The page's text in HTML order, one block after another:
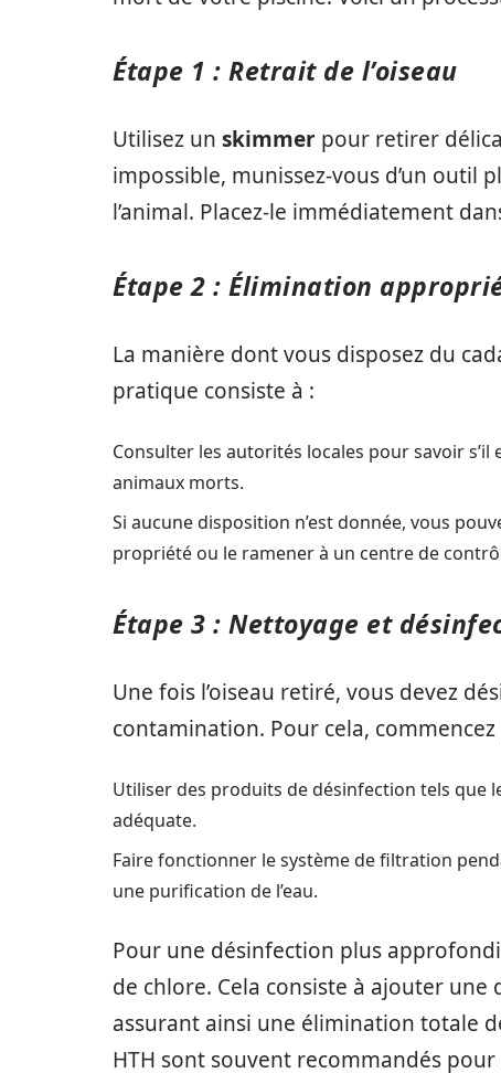
Étape 1 : Retrait de l’oiseau
Utilisez un skimmer pour retirer
impossible, munissez-vous d’un outil
l’animal. Placez-le immédiatement
Étape 2 : Élimination
La manière dont vous disposez du
pratique consiste à :
Consulter les autorités locales pour savoir
animaux morts.
Si aucune disposition n’est donnée, vous
propriété ou le ramener à un centre de
Étape 3 : Nettoyage et
Une fois l’oiseau retiré, vous devez
contamination. Pour cela, commencez
Utiliser des produits de désinfection tels que
adéquate.
Faire fonctionner le système de filtration
une purification de l’eau.
Pour une désinfection plus
de chlore. Cela consiste à ajouter une
assurant ainsi une élimination totale
HTH sont souvent recommandés